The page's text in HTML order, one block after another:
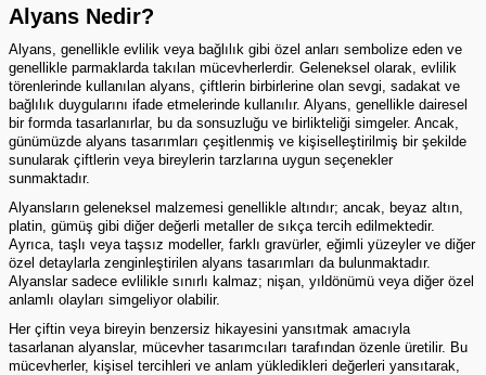
Alyans Nedir?
Alyans, genellikle evlilik veya bağlılık gibi özel anları sembolize eden ve
genellikle parmaklarda takılan mücevherlerdir. Geleneksel olarak, evlilik
törenlerinde kullanılan alyans, çiftlerin birbirlerine olan sevgi, sadakat ve
bağlılık duygularını ifade etmelerinde kullanılır. Alyans, genellikle dairesel
bir formda tasarlanırlar, bu da sonsuzluğu ve birlikteliği simgeler. Ancak,
günümüzde alyans tasarımları çeşitlenmiş ve kişiselleştirilmiş bir şekilde
sunularak çiftlerin veya bireylerin tarzlarına uygun seçenekler
sunmaktadır.
Alyansların geleneksel malzemesi genellikle altındır; ancak, beyaz altın,
platin, gümüş gibi diğer değerli metaller de sıkça tercih edilmektedir.
Ayrıca, taşlı veya taşsız modeller, farklı gravürler, eğimli yüzeyler ve diğer
özel detaylarla zenginleştirilen alyans tasarımları da bulunmaktadır.
Alyanslar sadece evlilikle sınırlı kalmaz; nişan, yıldönümü veya diğer özel
anlamlı olayları simgeliyor olabilir.
Her çiftin veya bireyin benzersiz hikayesini yansıtmak amacıyla
tasarlanan alyanslar, mücevher tasarımcıları tarafından özenle üretilir. Bu
mücevherler, kişisel tercihleri ve anlam yükledikleri değerleri yansıtarak,